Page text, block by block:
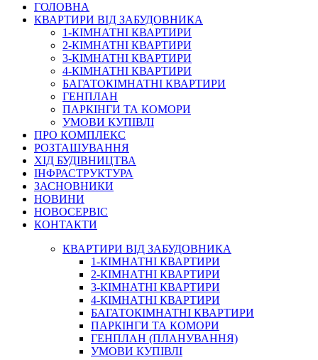
ГОЛОВНА
КВАРТИРИ ВІД ЗАБУДОВНИКА
1-КІМНАТНІ КВАРТИРИ
2-КІМНАТНІ КВАРТИРИ
3-КІМНАТНІ КВАРТИРИ
4-КІМНАТНІ КВАРТИРИ
БАГАТОКІМНАТНІ КВАРТИРИ
ГЕНПЛАН
ПАРКІНГИ ТА КОМОРИ
УМОВИ КУПІВЛІ
ПРО КОМПЛЕКС
РОЗТАШУВАННЯ
ХІД БУДІВНИЦТВА
ІНФРАСТРУКТУРА
ЗАСНОВНИКИ
НОВИНИ
НОВОСЕРВІС
КОНТАКТИ
КВАРТИРИ ВІД ЗАБУДОВНИКА
1-КІМНАТНІ КВАРТИРИ
2-КІМНАТНІ КВАРТИРИ
3-КІМНАТНІ КВАРТИРИ
4-КІМНАТНІ КВАРТИРИ
БАГАТОКІМНАТНІ КВАРТИРИ
ПАРКІНГИ ТА КОМОРИ
ГЕНПЛАН (ПЛАНУВАННЯ)
УМОВИ КУПІВЛІ